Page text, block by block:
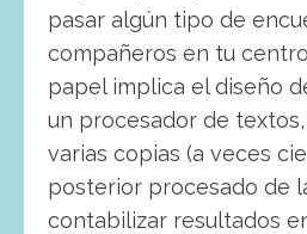
pasar algún tipo de
compañeros en tu
papel implica el diseño
un procesador de
varias copias (a veces
posterior procesado de
contabilizar resultados